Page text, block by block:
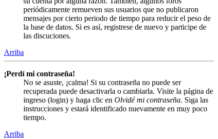
periódicamente remueven sus usuarios que no publicaron
mensajes por cierto periodo de tiempo para reducir el peso de
la base de datos. Si es así, registrese de nuevo y participe de
las discuciones.
Arriba
¡Perdí mi contraseña!
No se asuste, ¡calma! Si su contraseña no puede ser
recuperada puede desactivarla o cambiarla. Visite la página de
ingreso (login) y haga clic en Olvidé mi contraseña. Siga las
instrucciones y estará identificado nuevamente en muy poco
tiempo.
Arriba